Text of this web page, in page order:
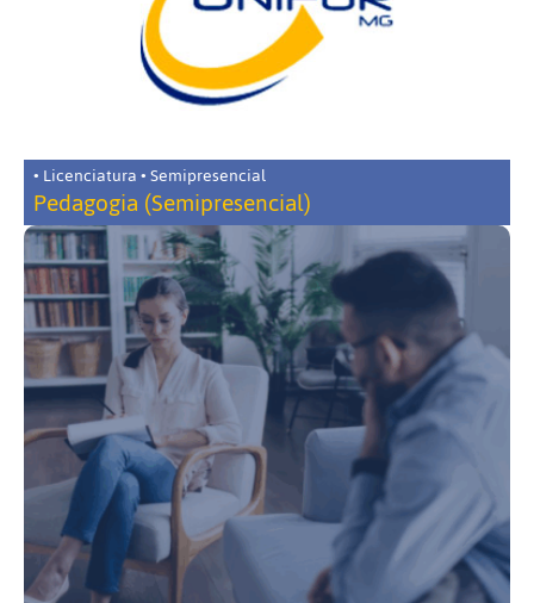
• Licenciatura • Semipresencial
Pedagogia (Semipresencial)